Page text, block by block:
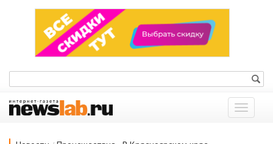
Показать
меню